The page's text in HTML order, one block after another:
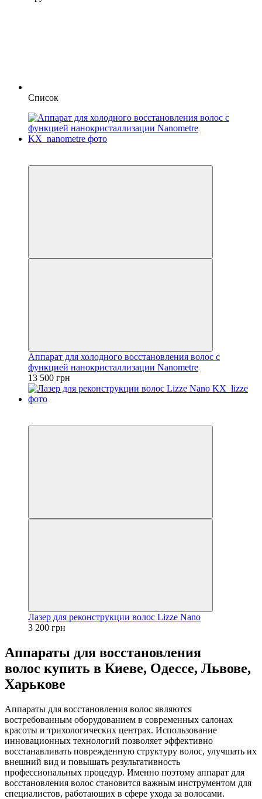
Список
Аппарат для холодного восстановления волос с
функцией нанокристаллизации Nanometre
13 500 грн
Лазер для реконструкции волос Lizze Nano
3 200 грн
Аппараты для восстановления
волос купить в Киеве, Одессе, Львове,
Харькове
Аппараты для восстановления волос являются
востребованным оборудованием в современных салонах
красоты и трихологических центрах. Использование
инновационных технологий позволяет эффективно
восстанавливать поврежденную структуру волос, улучшать их
внешний вид и повышать результативность
профессиональных процедур. Именно поэтому аппарат для
восстановления волос становится важным инструментом для
специалистов, работающих в сфере ухода за волосами.